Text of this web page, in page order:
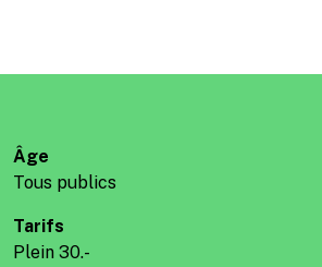
Âge
Tous publics
Tarifs
Plein 30.-